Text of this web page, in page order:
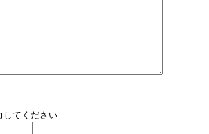
してください